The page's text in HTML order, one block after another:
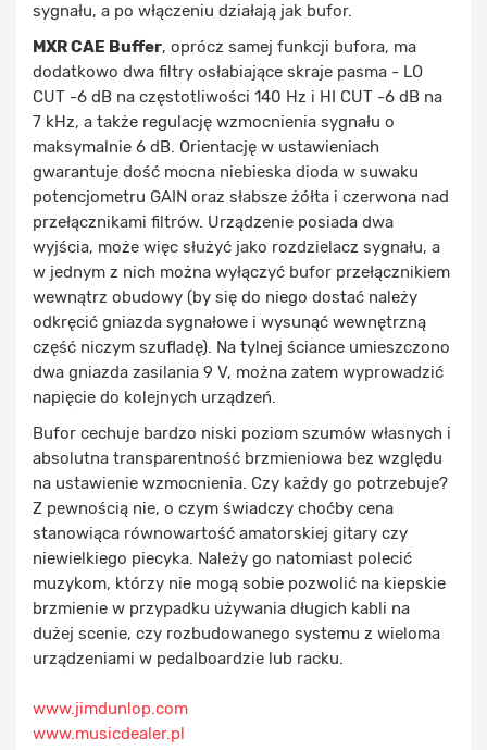
sygnału, a po włączeniu działają jak bufor.
MXR CAE Buffer, oprócz samej funkcji bufora, ma
dodatkowo dwa filtry osłabiające skraje pasma - LO
CUT -6 dB na częstotliwości 140 Hz i HI CUT -6 dB na
7 kHz, a także regulację wzmocnienia sygnału o
maksymalnie 6 dB. Orientację w ustawieniach
gwarantuje dość mocna niebieska dioda w suwaku
potencjometru GAIN oraz słabsze żółta i czerwona nad
przełącznikami filtrów. Urządzenie posiada dwa
wyjścia, może więc służyć jako rozdzielacz sygnału, a
w jednym z nich można wyłączyć bufor przełącznikiem
wewnątrz obudowy (by się do niego dostać należy
odkręcić gniazda sygnałowe i wysunąć wewnętrzną
część niczym szufladę). Na tylnej ściance umieszczono
dwa gniazda zasilania 9 V, można zatem wyprowadzić
napięcie do kolejnych urządzeń.
Bufor cechuje bardzo niski poziom szumów własnych i
absolutna transparentność brzmieniowa bez względu
na ustawienie wzmocnienia. Czy każdy go potrzebuje?
Z pewnością nie, o czym świadczy choćby cena
stanowiąca równowartość amatorskiej gitary czy
niewielkiego piecyka. Należy go natomiast polecić
muzykom, którzy nie mogą sobie pozwolić na kiepskie
brzmienie w przypadku używania długich kabli na
dużej scenie, czy rozbudowanego systemu z wieloma
urządzeniami w pedalboardzie lub racku.
www.jimdunlop.com
www.musicdealer.pl